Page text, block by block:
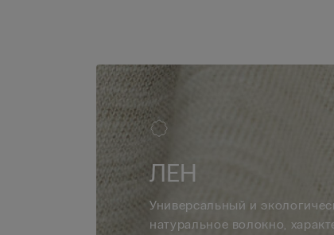
ЛЕН
Универсальный и
натуральное волокно,